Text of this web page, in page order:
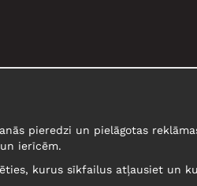
pieredzi un pielāgotas
ierīcēm.
kurus sīkfailus atļausiet un